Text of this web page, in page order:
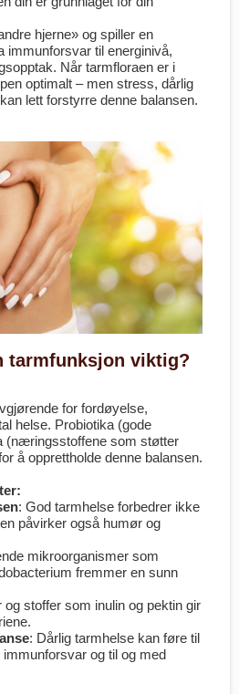
hjerne» og spiller en
immunforsvar til energinivå,
Når tarmfloraen er i
optimalt – men stress, dårlig
lett forstyrre denne balansen.
tarmfunksjon viktig?
for fordøyelse,
helse. Probiotika (gode
(næringsstoffene som støtter
å opprettholde denne balansen.
: God tarmhelse forbedrer ikke
påvirker også humør og
mikroorganismer som
fremmer en sunn
og stoffer som inulin og pektin gir
: Dårlig tarmhelse kan føre til
og til og med